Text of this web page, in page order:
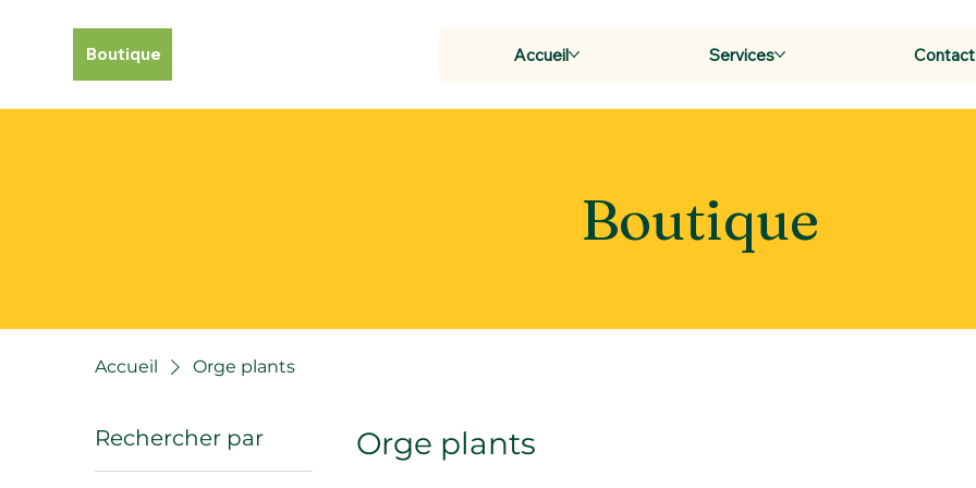
Boutique Accueil Services Contact
Boutique
Accueil Orge plants
Rechercher par Orge plants